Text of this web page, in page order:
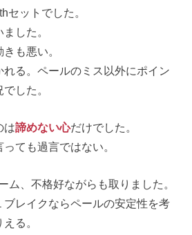
セットでした。
した。
も悪い。
る。ペールのミス以外にポイン
した。
は諦めない心だけでした。
ても過言ではない。
ム、不格好ながらも取りました。
ブレイクならペールの安定性を考
る。